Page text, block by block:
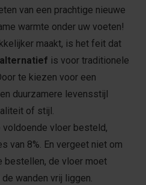
van een prachtige nieuwe
warmte onder uw voeten!
maakt, is het feit dat
is voor traditionele
te kiezen voor een
duurzamere levensstijl
of stijl.
voldoende vloer besteld,
van 8%. En vergeet niet om
bestellen, de vloer moet
wanden vrij liggen.